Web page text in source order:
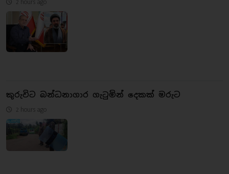
කුරුවිට බන්ධනාගාර ගැටුමින් දෙකක් මරුට
2 hours ago